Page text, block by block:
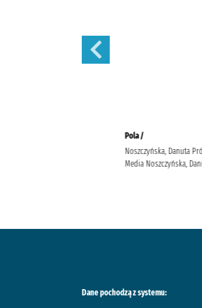
Pola /
Noszczyńska, Danuta
Media Noszczyńska,
Dane pochodzą z systemu: